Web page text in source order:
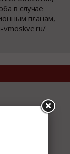
в случае
планам,
vmoskve.ru/